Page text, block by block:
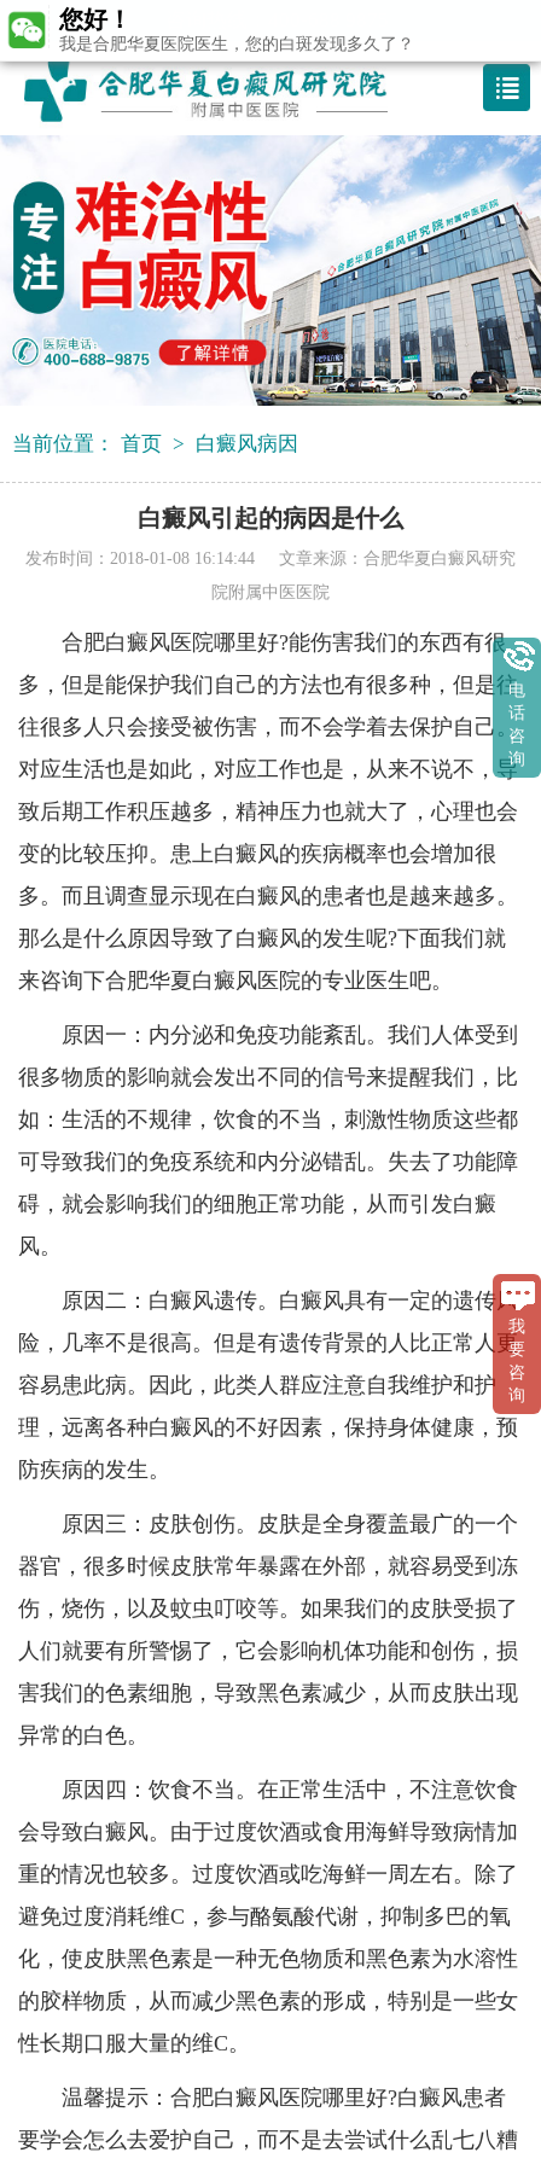
当前位置： 首页 > 白癜风病因
白癜风引起的病因是什么
发布时间：2018-01-08 16:14:44 文章来源： 合肥华夏白癜风研究
院附属中医医院
合肥白癜风医院哪里好?能伤害我们的东西有很
多，但是能保护我们自己的方法也有很多种，但是往
往很多人只会接受被伤害，而不会学着去保护自己。
对应生活也是如此，对应工作也是，从来不说不，导
致后期工作积压越多，精神压力也就大了，心理也会
变的比较压抑。患上白癜风的疾病概率也会增加很
多。而且调查显示现在白癜风的患者也是越来越多。
那么是什么原因导致了白癜风的发生呢?下面我们就
来咨询下合肥华夏白癜风医院的专业医生吧。
原因一：内分泌和免疫功能紊乱。我们人体受到
很多物质的影响就会发出不同的信号来提醒我们，比
如：生活的不规律，饮食的不当，刺激性物质这些都
可导致我们的免疫系统和内分泌错乱。失去了功能障
碍，就会影响我们的细胞正常功能，从而引发白癜
风。
原因二：白癜风遗传。白癜风具有一定的遗传风
险，几率不是很高。但是有遗传背景的人比正常人更
容易患此病。因此，此类人群应注意自我维护和护
理，远离各种白癜风的不好因素，保持身体健康，预
防疾病的发生。
原因三：皮肤创伤。皮肤是全身覆盖最广的一个
器官，很多时候皮肤常年暴露在外部，就容易受到冻
伤，烧伤，以及蚊虫叮咬等。如果我们的皮肤受损了
人们就要有所警惕了，它会影响机体功能和创伤，损
害我们的色素细胞，导致黑色素减少，从而皮肤出现
异常的白色。
原因四：饮食不当。在正常生活中，不注意饮食
会导致白癜风。由于过度饮酒或食用海鲜导致病情加
重的情况也较多。过度饮酒或吃海鲜一周左右。除了
避免过度消耗维C，参与酪氨酸代谢，抑制多巴的氧
化，使皮肤黑色素是一种无色物质和黑色素为水溶性
的胶样物质，从而减少黑色素的形成，特别是一些女
性长期口服大量的维C。
温馨提示：合肥白癜风医院哪里好?白癜风患者
要学会怎么去爱护自己，而不是去尝试什么乱七八糟
我
要
咨
询
电
话
咨
询
您好！
我是合肥华夏医院医生，您的白斑发现多久了？